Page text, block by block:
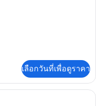
เลือกวันที่เพื่อดูราคา
มขนเป็ด, Wi-Fi, ตกแต่งพิเศษโด